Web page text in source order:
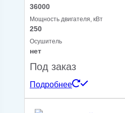
36000
Мощность двигателя, кВт
250
Осушитель
нет
Под заказ
Подробнее